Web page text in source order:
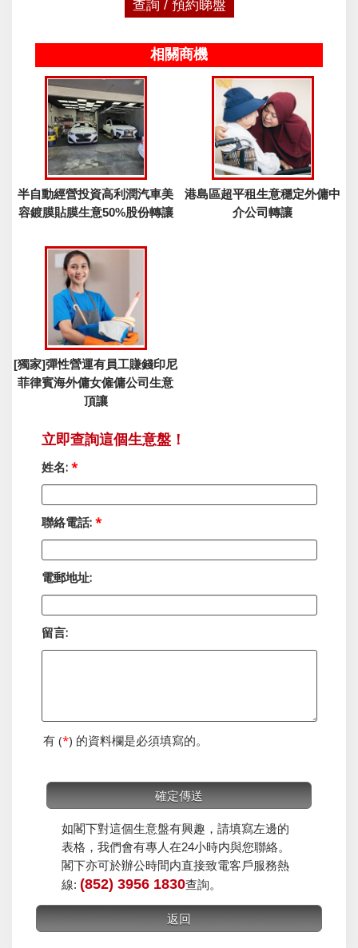
查詢 / 預約睇盤
相關商機
半自動經營投資高利潤汽車美
容鍍膜貼膜生意50%股份轉讓
港島區超平租生意穩定外傭中
介公司轉讓
[獨家]彈性營運有員工賺錢印尼
菲律賓海外傭女僱傭公司生意
頂讓
立即查詢這個生意盤！
姓名: *
聯絡電話: *
電郵地址:
留言:
有 (*) 的資料欄是必須填寫的。
如閣下對這個生意盤有興趣，請填寫左邊的
表格，我們會有專人在24小時内與您聯絡。
閣下亦可於辦公時間内直接致電客戶服務熱
線: (852) 3956 1830查詢。